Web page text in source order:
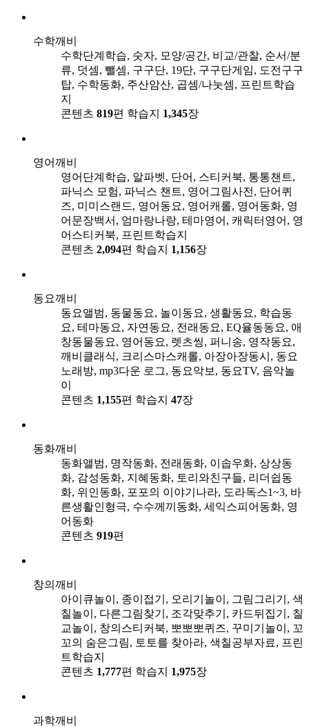
수학깨비
수학단계학습, 숫자, 모양/공간, 비교/관찰, 순서/분
류, 덧셈, 뺄셈, 구구단, 19단, 구구단게임, 도전구구
탑, 수학동화, 주산암산, 곱셈/나눗셈, 프린트학습
지
콘텐츠 819편 학습지 1,345장
영어깨비
영어단계학습, 알파벳, 단어, 스티커북, 통통챈트,
파닉스 모험, 파닉스 챈트, 영어그림사전, 단어퀴
즈, 미미스랜드, 영어동요, 영어캐롤, 영어동화, 영
어문장백서, 엄마랑나랑, 테마영어, 캐릭터영어, 영
어스티커북, 프린트학습지
콘텐츠 2,094편 학습지 1,156장
동요깨비
동요앨범, 동물동요, 놀이동요, 생활동요, 학습동
요, 테마동요, 자연동요, 전래동요, EQ율동동요, 애
창동물동요, 영어동요, 렛츠씽, 퍼니송, 영작동요,
깨비클래식, 크리스마스캐롤, 아장아장동시, 동요
노래방, mp3다운 로그, 동요악보, 동요TV, 음악놀
이
콘텐츠 1,155편 학습지 47장
동화깨비
동화앨범, 명작동화, 전래동화, 이솝우화, 상상동
화, 감성동화, 지혜동화, 토리와친구들, 리더쉽동
화, 위인동화, 포포의 이야기나라, 도라독스1~3, 바
른생활인형극, 수수께끼동화, 세익스피어동화, 영
어동화
콘텐츠 919편
창의깨비
아이큐놀이, 종이접기, 오리기놀이, 그림그리기, 색
칠놀이, 다른그림찾기, 조각맞추기, 카드뒤집기, 칠
교놀이, 창의스티커북, 뽀뽀뽀퀴즈, 꾸미기놀이, 꼬
꼬의 숨은그림, 토토를 찾아라, 색칠공부자료, 프린
트학습지
콘텐츠 1,777편 학습지 1,975장
과학깨비